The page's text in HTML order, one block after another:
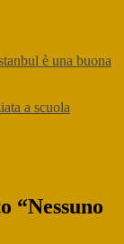
è una buona
a scuola
“Nessuno